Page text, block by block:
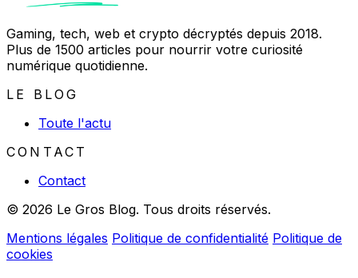
Gaming, tech, web et crypto décryptés depuis 2018.
Plus de 1500 articles pour nourrir votre curiosité
numérique quotidienne.
LE BLOG
Toute l'actu
CONTACT
Contact
© 2026 Le Gros Blog. Tous droits réservés.
Mentions légales Politique de confidentialité Politique de
cookies